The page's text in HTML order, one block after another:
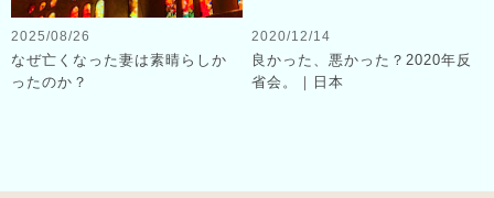
2025/08/26
なぜ亡くなった妻は素晴らしか
ったのか？
2020/12/14
良かった、悪かった？2020年反
省会。｜日本